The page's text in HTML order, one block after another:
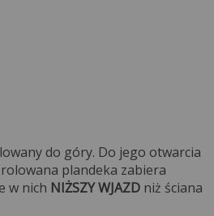
do góry. Do jego otwarcia
plandeka zabiera
w nich NIŻSZY WJAZD niż ściana